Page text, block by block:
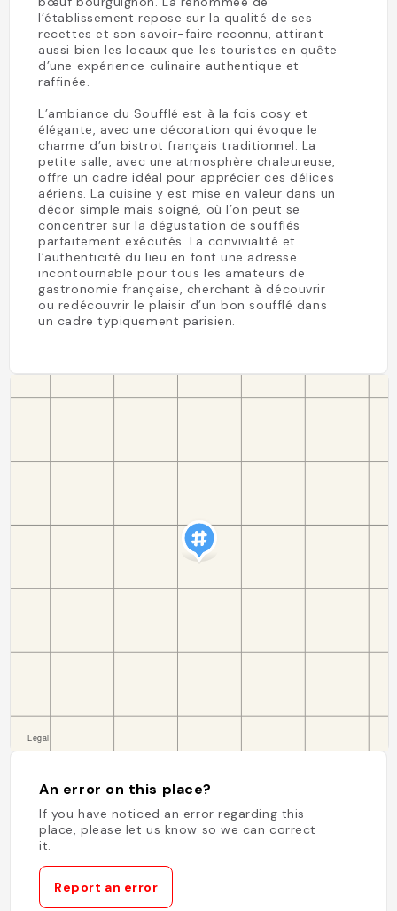
l’établissement repose sur la qualité de ses
recettes et son savoir-faire reconnu, attirant
aussi bien les locaux que les touristes en quête
d’une expérience culinaire authentique et
raffinée.
L’ambiance du Soufflé est à la fois cosy et
élégante, avec une décoration qui évoque le
charme d’un bistrot français traditionnel. La
petite salle, avec une atmosphère chaleureuse,
offre un cadre idéal pour apprécier ces délices
aériens. La cuisine y est mise en valeur dans un
décor simple mais soigné, où l’on peut se
concentrer sur la dégustation de soufflés
parfaitement exécutés. La convivialité et
l’authenticité du lieu en font une adresse
incontournable pour tous les amateurs de
gastronomie française, cherchant à découvrir
ou redécouvrir le plaisir d’un bon soufflé dans
un cadre typiquement parisien.
An error on this place?
If you have noticed an error regarding this
place, please let us know so we can correct
it.
Report an error